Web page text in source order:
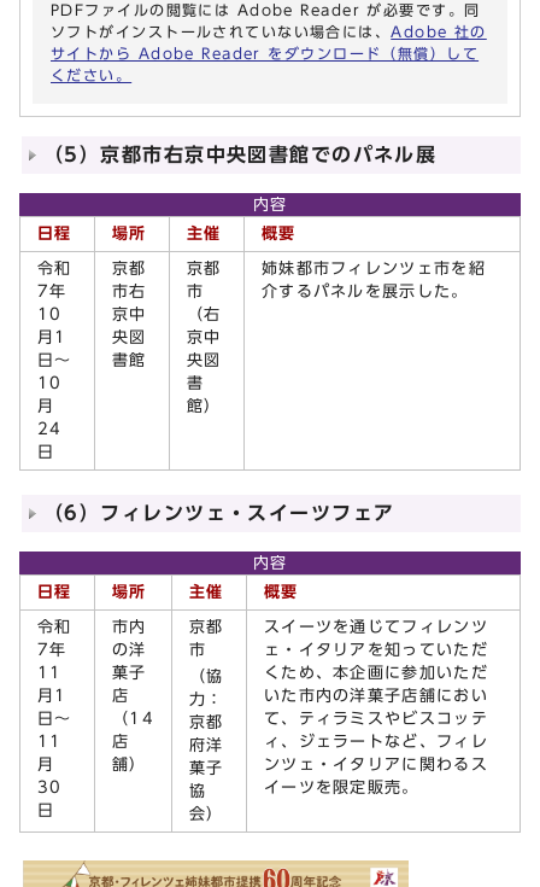
PDFファイルの閲覧には Adobe Reader が必要です。同
ソフトがインストールされていない場合には、 Adobe 社の
サイトから Adobe Reader をダウンロード（無償）して
ください。
（5）京都市右京中央図書館でのパネル展
内容
日程
場所 主催 概要
令和
7年
10
月1
日～
10
月
24
日
京都
市右
京中
央図
書館
京都
市
（右
京中
央図
書
館）
姉妹都市フィレンツェ市を紹
介するパネルを展示した。
（6）フィレンツェ・スイーツフェア
内容
日程
場所 主催 概要
令和
7年
11
月1
日～
11
月
30
日
市内
の洋
菓子
店
（14
店
舗）
京都
市
（協
力：
京都
府洋
菓子
協
会）
スイーツを通じてフィレンツ
ェ・イタリアを知っていただ
くため、本企画に参加いただ
いた市内の洋菓子店舗におい
て、ティラミスやビスコッテ
ィ、ジェラートなど、フィレ
ンツェ・イタリアに関わるス
イーツを限定販売。